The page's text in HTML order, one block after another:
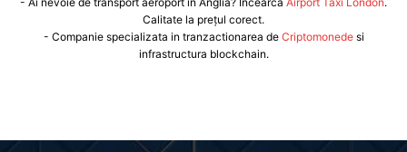
Calitate la prețul corect.
- Companie specializata in tranzactionarea de Criptomonedesi
infrastructura blockchain.